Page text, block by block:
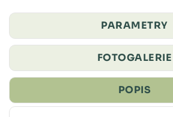
PARAMETRY
FOTOGALERIE
POPIS